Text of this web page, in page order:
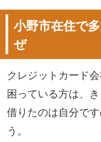
小野市在住で
ぜ
クレジットカード
困っている方は、
借りたのは自分で
う。